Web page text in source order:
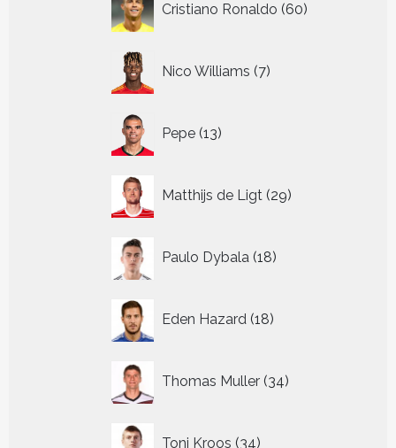
Cristiano Ronaldo 60
producten
Nico Williams 7
producten
Pepe 13
producten
Matthijs de Ligt 29
producten
Paulo Dybala 18
producten
Eden Hazard 18
producten
Thomas Muller 34
producten
Toni Kroos 34